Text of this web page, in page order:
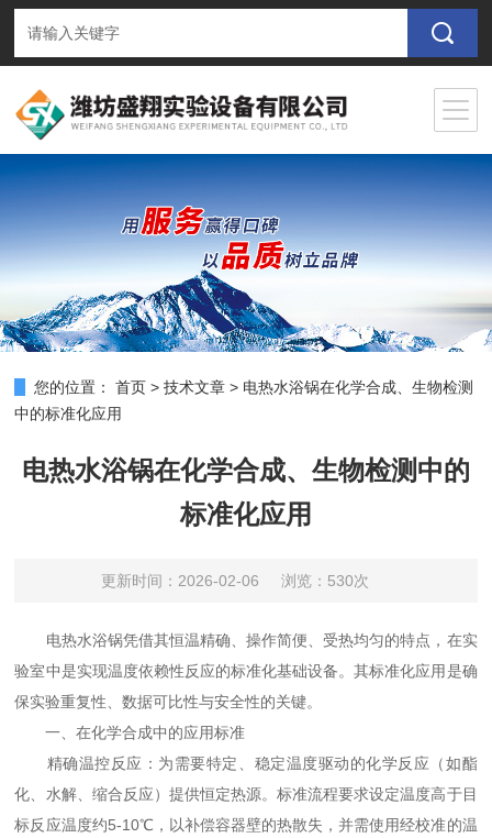
您的位置： 首页 >技术文章 > 电热水浴锅在化学合成、生物检测
中的标准化应用
电热水浴锅在化学合成、生物检测中的
标准化应用
更新时间：2026-02-06 浏览：530次
电热水浴锅凭借其恒温精确、操作简便、受热均匀的特点，在实
验室中是实现温度依赖性反应的标准化基础设备。其标准化应用是确
保实验重复性、数据可比性与安全性的关键。
一、在化学合成中的应用标准
精确温控反应：为需要特定、稳定温度驱动的化学反应（如酯
化、水解、缩合反应）提供恒定热源。标准流程要求设定温度高于目
标反应温度约5-10℃，以补偿容器壁的热散失，并需使用经校准的温